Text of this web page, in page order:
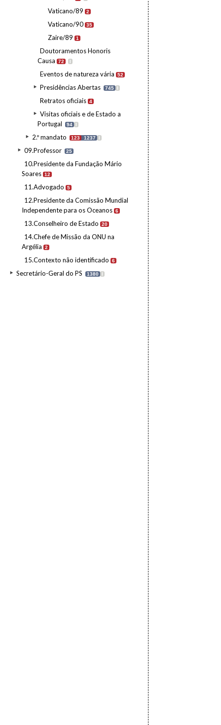
Vaticano/89 2
Vaticano/90 35
Zaire/89 1
Doutoramentos Honoris
Causa
72 I
Eventos de natureza vária 52
Presidências Abertas 745 I
Retratos oficiais 4
Visitas oficiais e de Estado a
Portugal
94 I
2.º mandato 123 1237 I
09.Professor 25
10.Presidente da Fundação Mário
Soares 12
11.Advogado 5
12.Presidente da Comissão Mundial
Independente para os Oceanos 6
13.Conselheiro de Estado 20
14.Chefe de Missão da ONU na
Argélia
2
15.Contexto não identificado 6
Secretário-Geral do PS 1380 I